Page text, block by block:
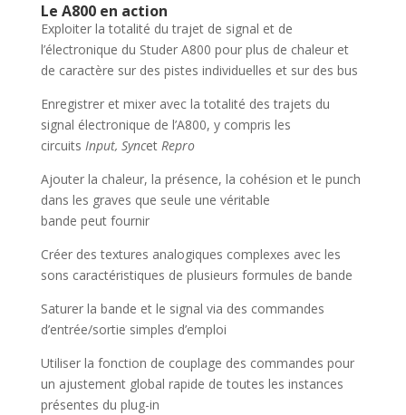
Le A800 en action
Exploiter la totalité du trajet de signal et de
l’électronique du Studer A800 pour plus de chaleur et
de caractère sur des pistes individuelles et sur des bus
Enregistrer et mixer avec la totalité des trajets du
signal électronique de l’A800, y compris les
circuits Input, Syncet Repro
Ajouter la chaleur, la présence, la cohésion et le punch
dans les graves que seule une véritable
bande peut fournir
Créer des textures analogiques complexes avec les
sons caractéristiques de plusieurs formules de bande
Saturer la bande et le signal via des commandes
d’entrée/sortie simples d’emploi
Utiliser la fonction de couplage des commandes pour
un ajustement global rapide de toutes les instances
présentes du plug-in